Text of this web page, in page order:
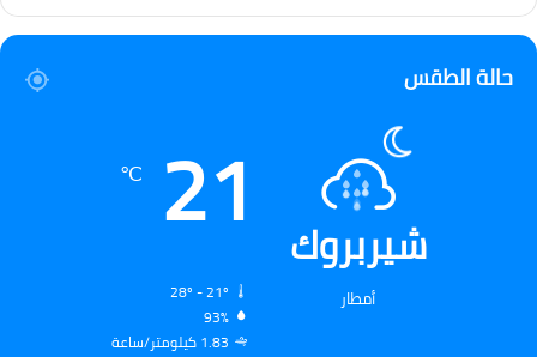
حالة الطقس
شيربروك
أمطار
21
℃
93%
1.83 كيلومتر/ساعة